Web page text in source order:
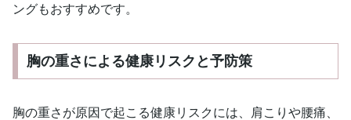
ングもおすすめです。
胸の重さによる健康リスクと予防策
胸の重さが原因で起こる健康リスクには、肩こりや腰痛、